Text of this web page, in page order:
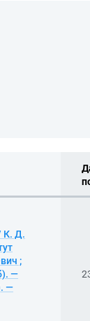
К. Д.
;
—
—